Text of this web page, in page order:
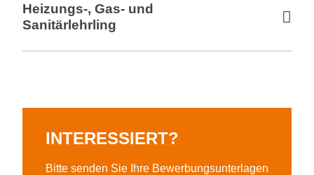
Heizungs-, Gas- und
Sanitärlehrling
INTERESSIERT?
Bitte senden Sie Ihre Bewerbungsunterlagen